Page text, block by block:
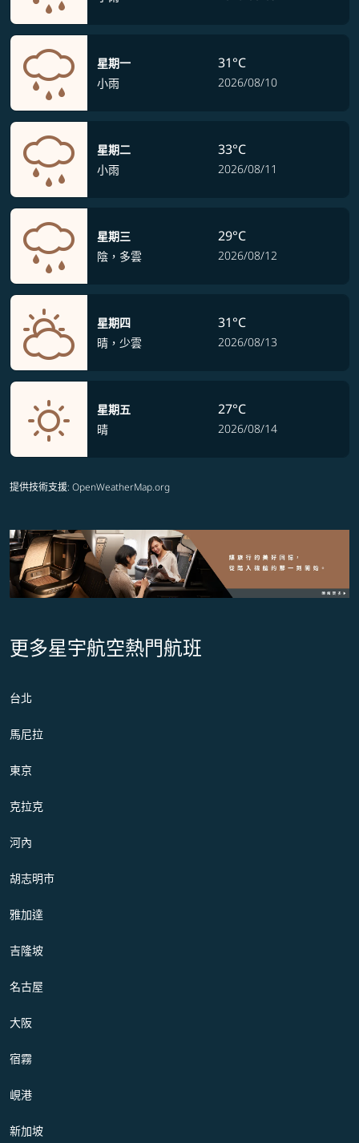
星期一
小雨
31°C
2026/08/10
星期二
小雨
33°C
2026/08/11
星期三
陰，多雲
29°C
2026/08/12
星期四
晴，少雲
31°C
2026/08/13
星期五
晴
27°C
2026/08/14
提供技術支援: OpenWeatherMap.org
更多星宇航空熱門航班
台北
馬尼拉
東京
克拉克
河內
胡志明市
雅加達
吉隆坡
名古屋
大阪
宿霧
峴港
新加坡